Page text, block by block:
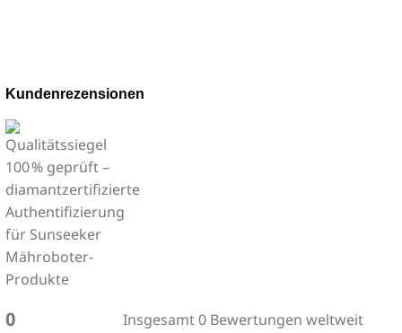
Kundenrezensionen
0 Insgesamt 0 Bewertungen weltweit